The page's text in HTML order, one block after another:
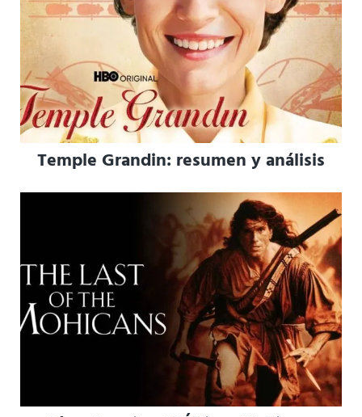
Temple Grandin: resumen y análisis